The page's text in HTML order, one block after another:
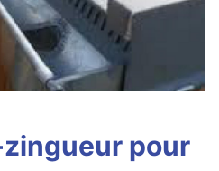
pour